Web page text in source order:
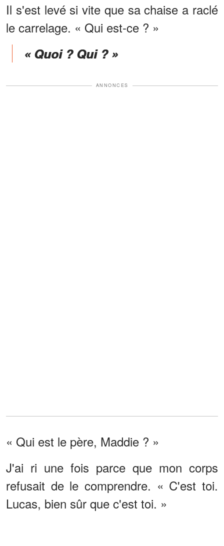
Il s'est levé si vite que sa chaise a raclé
le carrelage. « Qui est-ce ? »
« Quoi ? Qui ? »
ANNONCES
« Qui est le père, Maddie ? »
J'ai ri une fois parce que mon corps
refusait de le comprendre. « C'est toi.
Lucas, bien sûr que c'est toi. »